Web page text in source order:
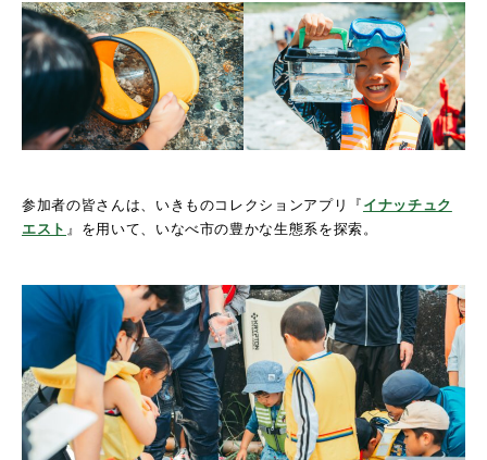
参加者の皆さんは、いきものコレクションアプリ『イナッチュク
エスト 』を用いて、いなべ市の豊かな生態系を探索。